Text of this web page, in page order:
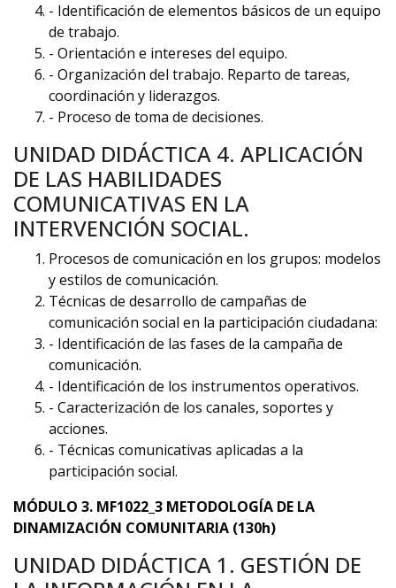
- Identificación de elementos básicos de un equipo
de trabajo.
- Orientación e intereses del equipo.
- Organización del trabajo. Reparto de tareas,
coordinación y liderazgos.
- Proceso de toma de decisiones.
UNIDAD DIDÁCTICA 4. APLICACIÓN
DE LAS HABILIDADES
COMUNICATIVAS EN LA
INTERVENCIÓN SOCIAL.
Procesos de comunicación en los grupos: modelos
y estilos de comunicación.
Técnicas de desarrollo de campañas de
comunicación social en la participación ciudadana:
- Identificación de las fases de la campaña de
comunicación.
- Identificación de los instrumentos operativos.
- Caracterización de los canales, soportes y
acciones.
- Técnicas comunicativas aplicadas a la
participación social.
MÓDULO 3. MF1022_3 METODOLOGÍA DE LA
DINAMIZACIÓN COMUNITARIA (130h)
UNIDAD DIDÁCTICA 1. GESTIÓN DE